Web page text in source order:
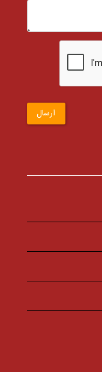
ارسال